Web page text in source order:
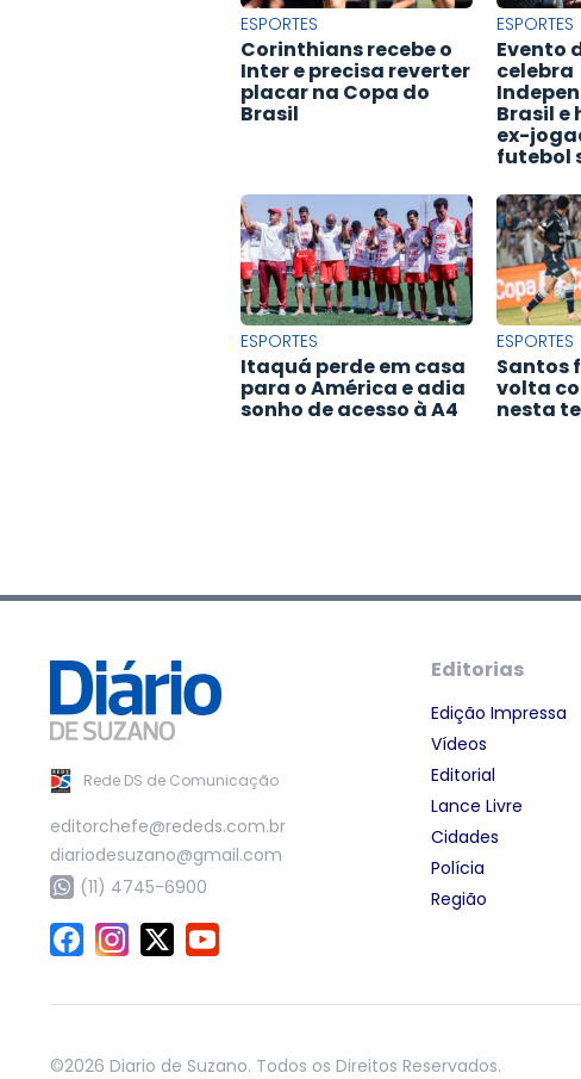
ESPORTES
Corinthians recebe o
Inter e precisa reverter
placar na Copa do
Brasil
ESPORTES
Evento
celebra
Brasil e
ex-
futebol
ESPORTES
Itaquá perde em casa
para o América e adia
sonho de acesso à A4
ESPORTES
Santos
volta
nesta
Rede DS de Comunicação
editorchefe@rededs.com.br
diariodesuzano@gmail.com
(11) 4745-6900
Editorias
Edição Impressa
Vídeos
Editorial
Lance Livre
Cidades
Polícia
Região
©2026 Diario de Suzano. Todos os Direitos Reservados.